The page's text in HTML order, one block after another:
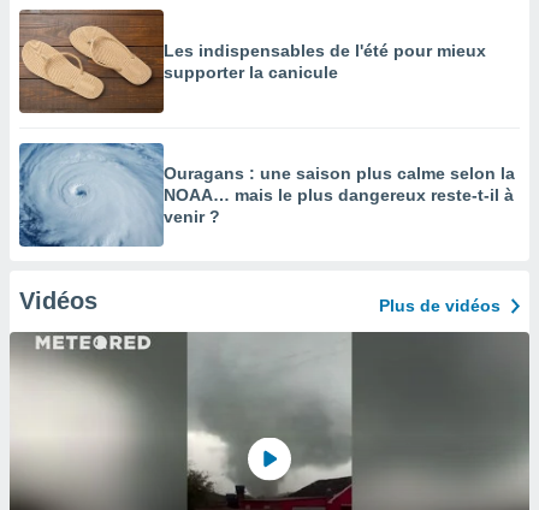
Les indispensables de l'été pour mieux
supporter la canicule
Ouragans : une saison plus calme selon la
NOAA… mais le plus dangereux reste-t-il à
venir ?
Vidéos Plus de vidéos